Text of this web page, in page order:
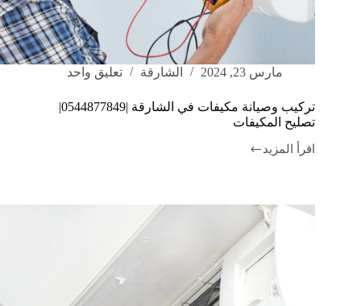
مارس 23, 2024 الشارقة تعليق واحد
تركيب وصيانة مكيفات في الشارقة |0544877849|
تصليح المكيفات
اقرأ المزيد
تركيب
الشارقة
المكيفات